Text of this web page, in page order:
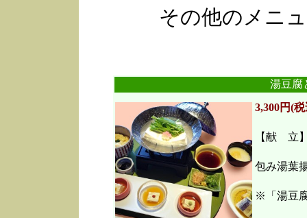
その他のメニ
湯豆腐
3,300円(
【献 立
包み湯葉
※「湯豆